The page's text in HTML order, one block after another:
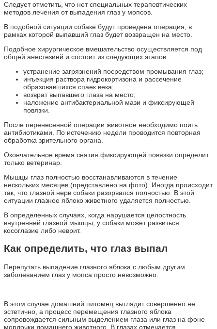
Следует отметить, что нет специальных терапевтических
методов лечения от выпадения глаз у мопсов.
В подобной ситуации собаке будут проведена операция, в
рамках которой выпавший глаз будет возвращен на место.
Подобное хирургическое вмешательство осуществляется под
общей анестезией и состоит из следующих этапов:
устранение загрязнений посредством промывания глаз;
инъекция раствора гидрокортизона и рассечение
образовавшихся спаек века;
возврат выпавшего глаза на место;
наложение антибактериальной мази и фиксирующей
повязки.
После перенесенной операции животное необходимо поить
антибиотиками. По истечению недели проводится повторная
обработка зрительного органа.
Окончательное время снятия фиксирующей повязки определит
только ветеринар.
Мышцы глаз полностью восстанавливаются в течение
нескольких месяцев (представлено на фото). Иногда происходит
так, что глазной нерв собаки разорвался полностью. В этой
ситуации глазное яблоко животного удаляется полностью.
В определенных случаях, когда нарушается целостность
внутренней глазной мышцы, у собаки может развиться
косоглазие либо неврит.
Как определить, что глаз выпал
Перепутать выпадение глазного яблока с любым другим
заболеванием глаз у мопса просто невозможно.
В этом случае домашний питомец выглядит совершенно не
эстетично, а процесс перемещения глазного яблока
сопровождается сильным выделением глаза или глаз на фоне
мордочки домашнего животного. В глазах отмечается